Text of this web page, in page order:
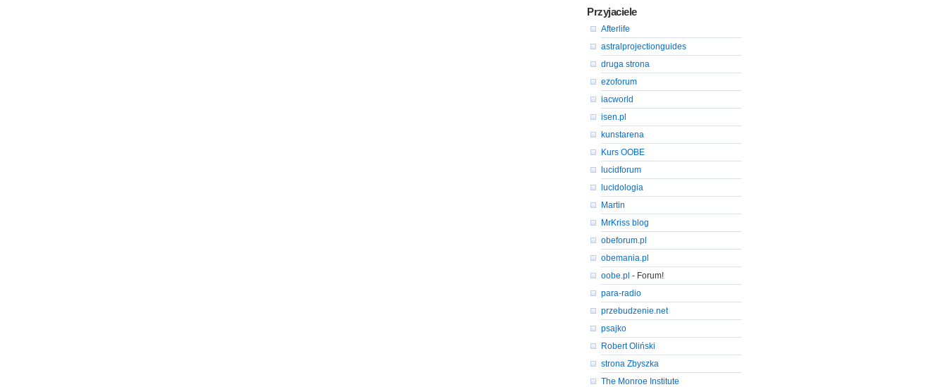
Przyjaciele
Afterlife
astralprojectionguides
druga strona
ezoforum
iacworld
isen.pl
kunstarena
Kurs OOBE
lucidforum
lucidologia
Martin
MrKriss blog
obeforum.pl
obemania.pl
oobe.pl - Forum!
para-radio
przebudzenie.net
psajko
Robert Oliński
strona Zbyszka
The Monroe Institute